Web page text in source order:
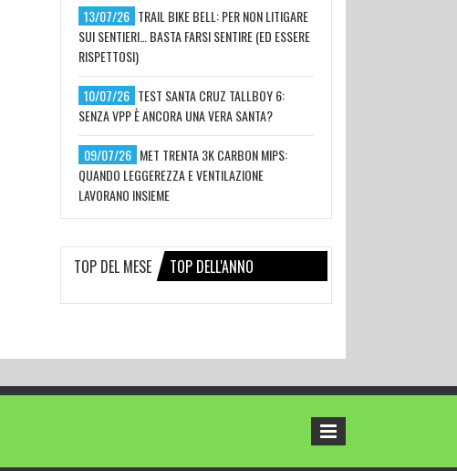
13/07/26 TRAIL BIKE BELL: PER NON LITIGARE
SUI SENTIERI… BASTA FARSI SENTIRE (ED ESSERE
RISPETTOSI)
10/07/26 TEST SANTA CRUZ TALLBOY 6:
SENZA VPP È ANCORA UNA VERA SANTA?
09/07/26 MET TRENTA 3K CARBON MIPS:
QUANDO LEGGEREZZA E VENTILAZIONE
LAVORANO INSIEME
TOP DEL MESE TOP DELL'ANNO